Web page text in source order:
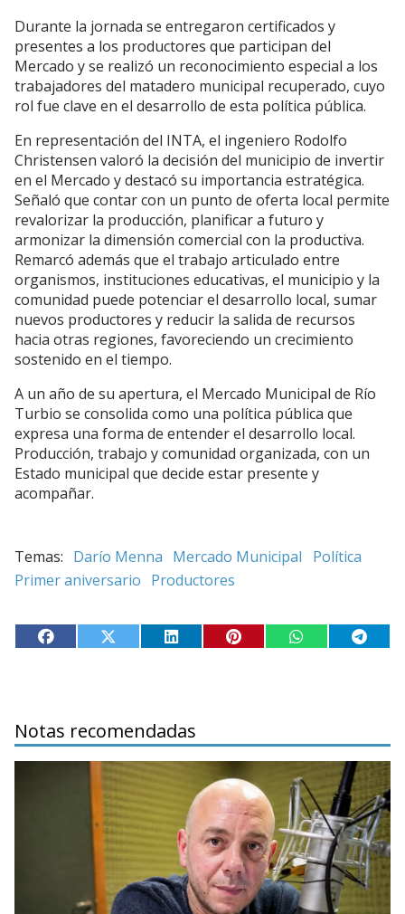
Durante la jornada se entregaron certificados y
presentes a los productores que participan del
Mercado y se realizó un reconocimiento especial a los
trabajadores del matadero municipal recuperado, cuyo
rol fue clave en el desarrollo de esta política pública.
En representación del INTA, el ingeniero Rodolfo
Christensen valoró la decisión del municipio de invertir
en el Mercado y destacó su importancia estratégica.
Señaló que contar con un punto de oferta local permite
revalorizar la producción, planificar a futuro y
armonizar la dimensión comercial con la productiva.
Remarcó además que el trabajo articulado entre
organismos, instituciones educativas, el municipio y la
comunidad puede potenciar el desarrollo local, sumar
nuevos productores y reducir la salida de recursos
hacia otras regiones, favoreciendo un crecimiento
sostenido en el tiempo.
A un año de su apertura, el Mercado Municipal de Río
Turbio se consolida como una política pública que
expresa una forma de entender el desarrollo local.
Producción, trabajo y comunidad organizada, con un
Estado municipal que decide estar presente y
acompañar.
Darío Menna Mercado Municipal
Política
Primer aniversario Productores
Notas recomendadas